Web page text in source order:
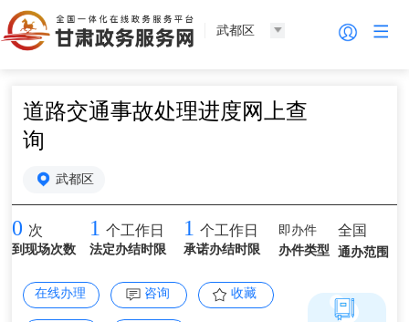
武都区
道路交通事故处理进度网上查
询
武都区
0 次
到现场次数
1 个工作日
法定办结时限
1 个工作日
承诺办结时限
即办件
办件类型
全国
通办范围
在线办理 咨询 收藏